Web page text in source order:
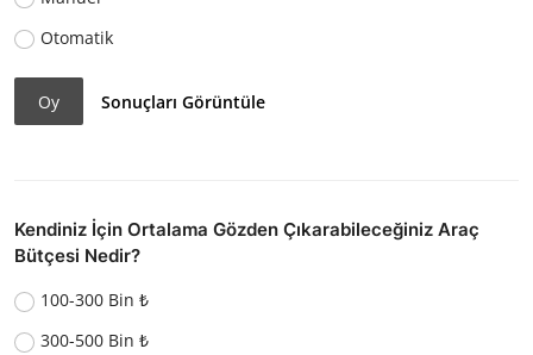
Otomatik
Oy Sonuçları Görüntüle
Kendiniz İçin Ortalama Gözden Çıkarabileceğiniz Araç
Bütçesi Nedir?
100-300 Bin ₺
300-500 Bin ₺